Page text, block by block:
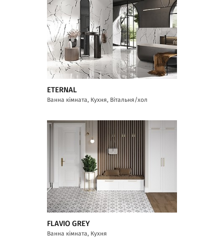
ETERNAL
Ванна кімната, Кухня, Вітальня/хол
FLAVIO GREY
Ванна кімната, Кухня